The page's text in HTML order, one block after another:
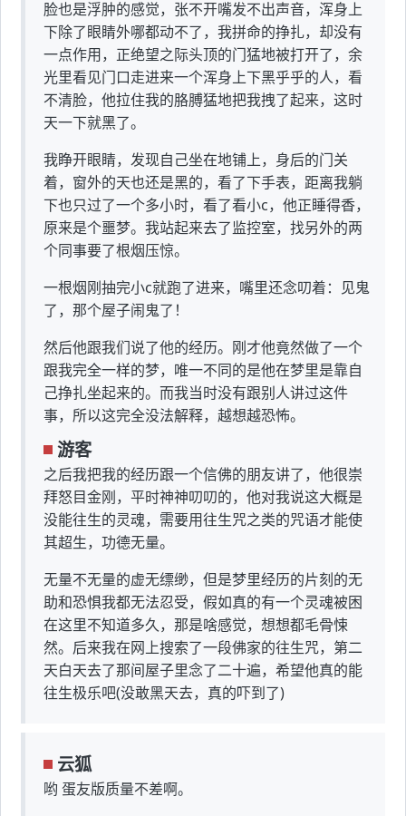
脸也是浮肿的感觉，张不开嘴发不出声音，浑身上
下除了眼睛外哪都动不了，我拼命的挣扎，却没有
一点作用，正绝望之际头顶的门猛地被打开了，余
光里看见门口走进来一个浑身上下黑乎乎的人，看
不清脸，他拉住我的胳膊猛地把我拽了起来，这时
天一下就黑了。
我睁开眼睛，发现自己坐在地铺上，身后的门关
着，窗外的天也还是黑的，看了下手表，距离我躺
下也只过了一个多小时，看了看小c，他正睡得香，
原来是个噩梦。我站起来去了监控室，找另外的两
个同事要了根烟压惊。
一根烟刚抽完小c就跑了进来，嘴里还念叨着：见鬼
了，那个屋子闹鬼了！
然后他跟我们说了他的经历。刚才他竟然做了一个
跟我完全一样的梦，唯一不同的是他在梦里是靠自
己挣扎坐起来的。而我当时没有跟别人讲过这件
事，所以这完全没法解释，越想越恐怖。
游客
之后我把我的经历跟一个信佛的朋友讲了，他很崇
拜怒目金刚，平时神神叨叨的，他对我说这大概是
没能往生的灵魂，需要用往生咒之类的咒语才能使
其超生，功德无量。
无量不无量的虚无缥缈，但是梦里经历的片刻的无
助和恐惧我都无法忍受，假如真的有一个灵魂被困
在这里不知道多久，那是啥感觉，想想都毛骨悚
然。后来我在网上搜索了一段佛家的往生咒，第二
天白天去了那间屋子里念了二十遍，希望他真的能
往生极乐吧(没敢黑天去，真的吓到了)
云狐
哟 蛋友版质量不差啊。